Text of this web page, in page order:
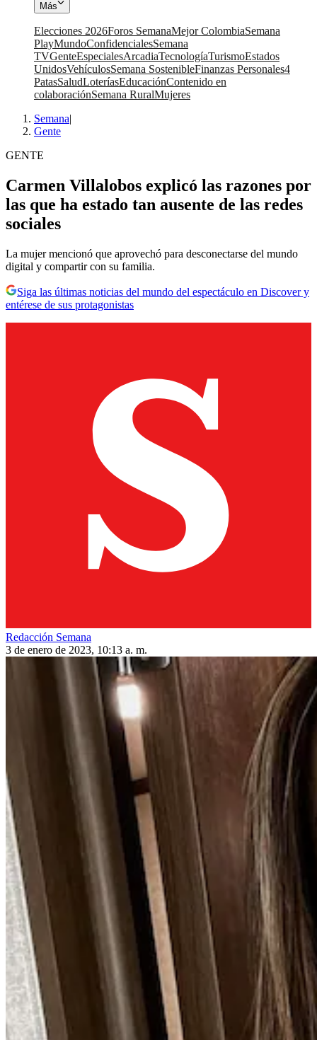
Más
Elecciones 2026Foros SemanaMejor ColombiaSemana
PlayMundoConfidencialesSemana
TVGenteEspecialesArcadiaTecnologíaTurismoEstados
UnidosVehículosSemana SostenibleFinanzas Personales4
PatasSaludLoteríasEducaciónContenido en
colaboraciónSemana RuralMujeres
Semana|
Gente
GENTE
Carmen Villalobos explicó las razones por
las que ha estado tan ausente de las redes
sociales
La mujer mencionó que aprovechó para desconectarse del mundo
digital y compartir con su familia.
Siga las últimas noticias del mundo del espectáculo en Discover y
entérese de sus protagonistas
Redacción Semana
3 de enero de 2023, 10:13 a. m.